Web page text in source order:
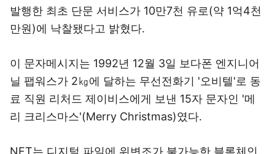
발행한 최초 단문 서비스가 10만7천 유로(약 1억4천
만원)에 낙찰됐다고 밝혔다.
이 문자메시지는 1992년 12월 3일 보다폰 엔지니어
닐 팹워스가 2㎏에 달하는 무선전화기 '오비텔'로 동
료 직원 리처드 제이비스에게 보낸 15자 문자인 '메
리 크리스마스'(Merry Christmas)였다.
NFT는 디지털 파일에 위변조가 불가능한 블록체인